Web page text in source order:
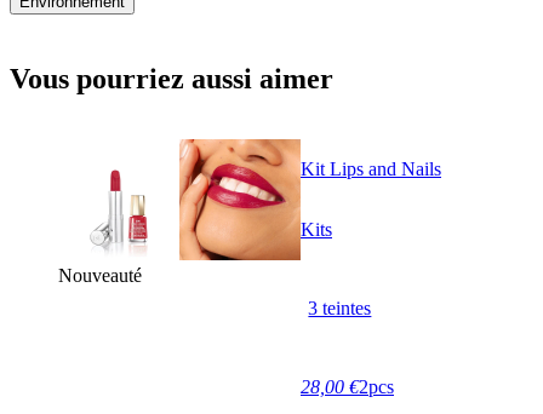
Vous pourriez aussi aimer
Nouveauté
Kit Lips and Nails
Kits
3 teintes
28,00 €2pcs